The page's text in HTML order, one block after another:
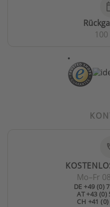
Mo–Fr
DE +49 (0)
AT +43 (0)
CH +41